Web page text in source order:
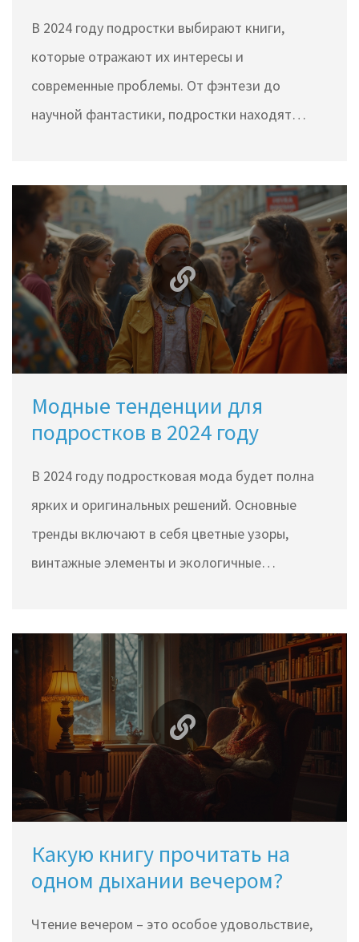
В 2024 году подростки выбирают книги,
которые отражают их интересы и
современные проблемы. От фэнтези до
научной фантастики, подростки находят
привлекает молодое поколение и какие
жанры сейчас на пике популярности.
Включены советы, как взрослым понять
предпочтения подростков и как эти книги
могут влиять на их развитие.
Модные тенденции для
подростков в 2024 году
В 2024 году подростковая мода будет полна
ярких и оригинальных решений. Основные
тренды включают в себя цветные узоры,
винтажные элементы и экологичные
оставаться в тренде и при этом не забывать о
собственном стиле.
Какую книгу прочитать на
одном дыхании вечером?
Чтение вечером – это особое удовольствие,